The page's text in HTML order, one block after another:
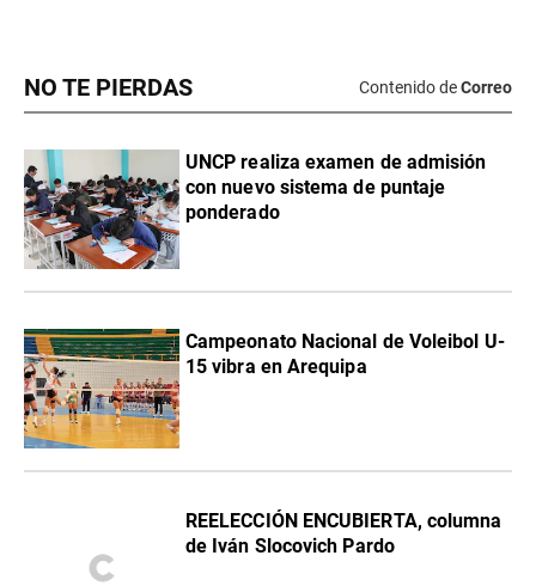
NO TE PIERDAS Contenido deCorreo
UNCP realiza examen de admisión
con nuevo sistema de puntaje
ponderado
Campeonato Nacional de Voleibol U-
15 vibra en Arequipa
REELECCIÓN ENCUBIERTA, columna
de Iván Slocovich Pardo